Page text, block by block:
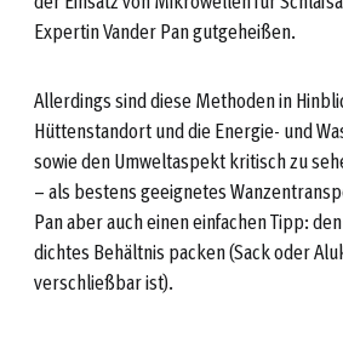
Expertin Vander Pan gutgeheißen.
Allerdings sind diese Methoden in
Hüttenstandort und die Energie- und
sowie den Umweltaspekt kritisch zu
– als bestens geeignetes
Pan aber auch einen einfachen Tipp:
dichtes Behältnis packen (Sack oder
verschließbar ist).